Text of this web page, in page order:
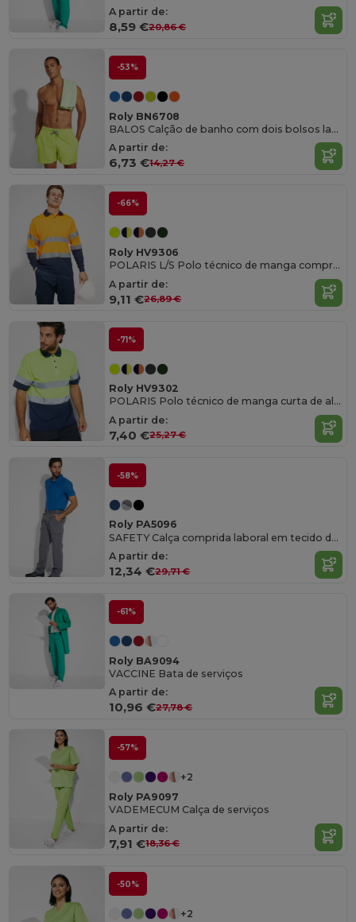
A partir de:
8,59 €20,86 €
-53%
Roly BN6708
BALOS Calção de banho com dois bolsos laterais
A partir de:
6,73 €14,27 €
-66%
Roly HV9306
POLARIS L/S Polo técnico de manga comprida de alta visibilidade
A partir de:
9,11 €26,89 €
-71%
Roly HV9302
POLARIS Polo técnico de manga curta de alta visibilidade
A partir de:
7,40 €25,27 €
-58%
Roly PA5096
SAFETY Calça comprida laboral em tecido de algodão
A partir de:
12,34 €29,71 €
-61%
Roly BA9094
VACCINE Bata de serviços
A partir de:
10,96 €27,78 €
-57%
+2
Roly PA9097
VADEMECUM Calça de serviços
A partir de:
7,91 €18,36 €
-50%
+2